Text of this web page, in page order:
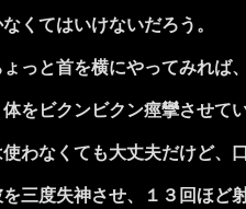
くてはいけないだろう。
っと首を横にやってみれば
をビクンビクン痙攣させて
わなくても大丈夫だけど、
三度失神させ、１３回ほど射